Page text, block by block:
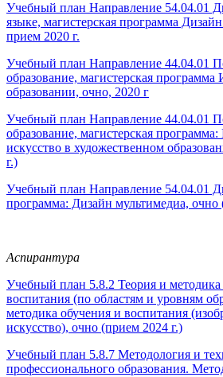
Учебный план Направление 54.04.01
языке, магистерская программа
прием 2020 г.
Учебный план Направление 44.04.01
образование, магистерская
образовании, очно, 2020 г
Учебный план Направление 44.04.01
образование, магистерская программа:
искусство в художественном
г.)
Учебный план Направление 54.04.01
программа: Дизайн мультимедиа, очно
Аспирантура
Учебный план 5.8.2 Теория и методика
воспитания (по областям и уровням
методика обучения и воспитания
искусство), очно (прием 2024 г.)
Учебный план 5.8.7 Методология и
профессионального образования.